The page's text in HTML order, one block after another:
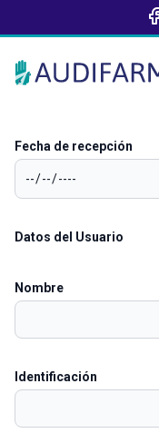
Fecha de recepción
Datos del Usuario
Nombre
Identificación